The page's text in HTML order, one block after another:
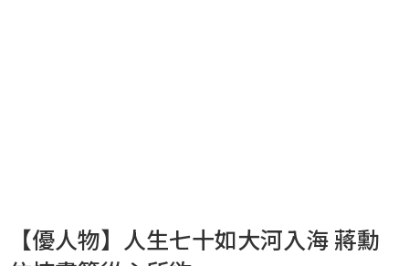
【優人物】人生七十如大河入海 蔣勳